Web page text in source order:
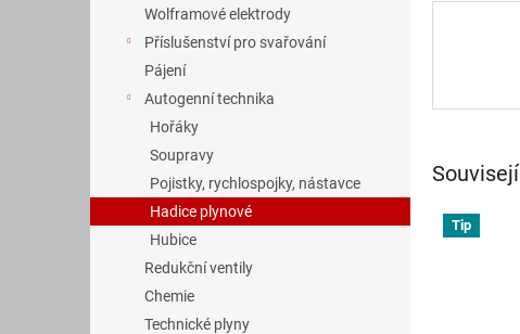
Wolframové elektrody
Příslušenství pro svařování
Pájení
Autogenní technika
Hořáky
Soupravy
Pojistky, rychlospojky, nástavce
Hadice plynové
Hubice
Redukční ventily
Chemie
Technické plyny
Tip